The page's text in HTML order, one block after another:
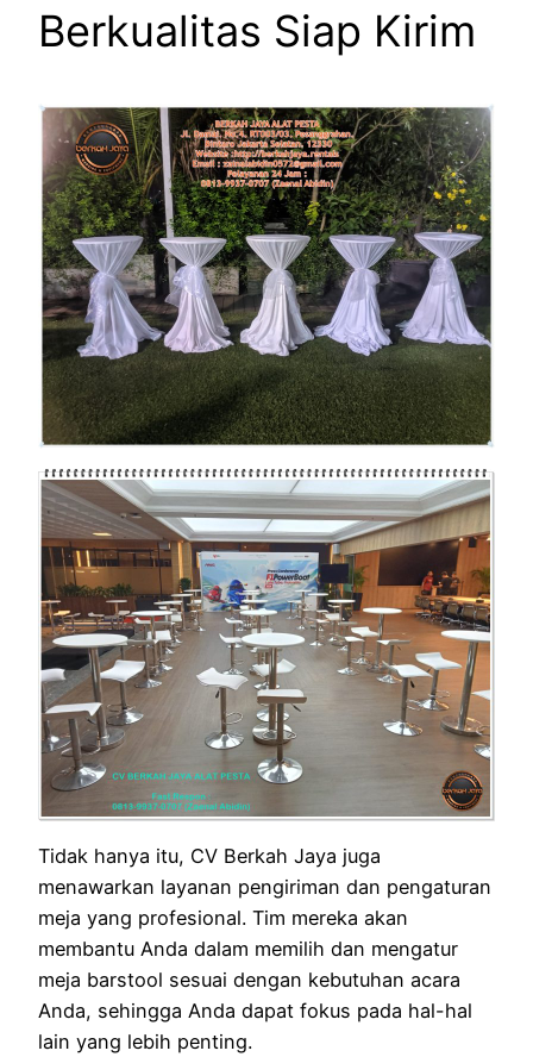
Berkualitas Siap Kirim
Tidak hanya itu, CV Berkah Jaya juga
menawarkan layanan pengiriman dan pengaturan
meja yang profesional. Tim mereka akan
membantu Anda dalam memilih dan mengatur
meja barstool sesuai dengan kebutuhan acara
Anda, sehingga Anda dapat fokus pada hal-hal
lain yang lebih penting.